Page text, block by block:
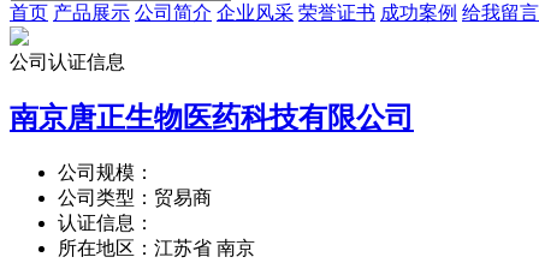
首页 产品展示 公司简介 企业风采 荣誉证书 成功案例 给我留言
公司认证信息
南京唐正生物医药科技有限公司
公司规模：
公司类型： 贸易商
认证信息：
所在地区： 江苏省 南京